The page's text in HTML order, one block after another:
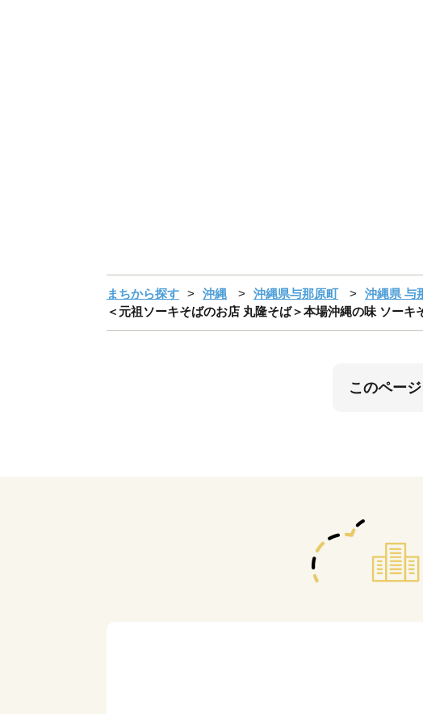
まちから探す 沖縄 沖縄県与那原町
沖縄県 与
＜元祖ソーキそばのお店 丸隆そば＞本場沖縄の味 ソーキ
このペー